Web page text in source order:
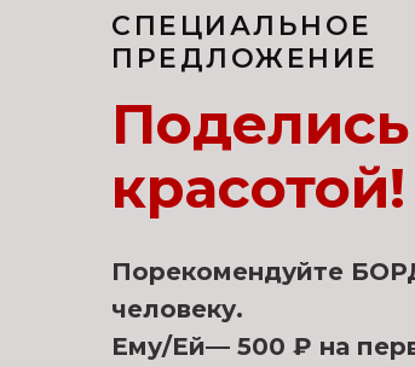
СПЕЦИАЛЬНОЕ
ПРЕДЛОЖЕНИЕ
Поделись
красотой!
Порекомендуйте
человеку.
Ему/Ей— 500 ₽ на